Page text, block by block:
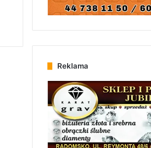
Reklama